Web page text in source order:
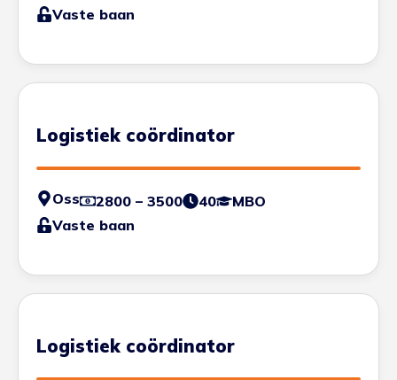
Vaste baan
Logistiek coördinator
Oss 2800 – 3500 40
MBO
Vaste baan
Logistiek coördinator